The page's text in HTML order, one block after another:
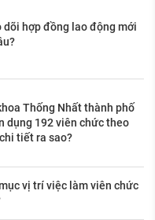
dõi hợp đồng lao động mới
Thống Nhất thành phố
dụng 192 viên chức theo
tiết ra sao?
vị trí việc làm viên chức